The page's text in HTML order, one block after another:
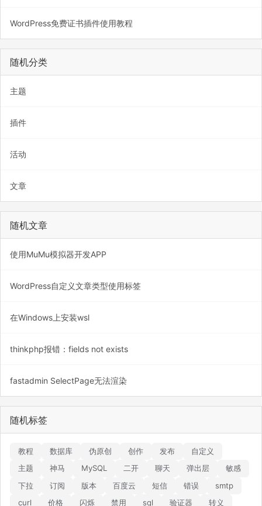
WordPress免费证书插件使用教程
随机分类
主题
插件
活动
文章
随机文章
使用MuMu模拟器开发APP
WordPress自定义文章类型使用标签
在Windows上安装wsl
thinkphp报错：fields not exists
fastadmin SelectPage无法渲染
随机标签
教程 数据库 伪原创 创作 发布
自定义
主题
神马 MySQL 二开 聊天 弹出层
敏感
下拉
订阅 版本 百度云 短信 错误
smtp
curl
价格 闪烁 禁用 sql 验证器 转义